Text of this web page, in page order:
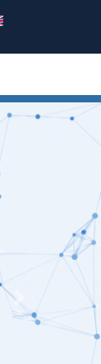
Next